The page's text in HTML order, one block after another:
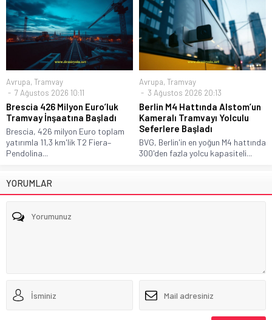
Avrupa, Tramvay
7 Ağustos 2026 10:11
Brescia 426 Milyon Euro’luk
Tramvay İnşaatına Başladı
Brescia, 426 milyon Euro toplam
yatırımla 11,3 km'lik T2 Fiera–
Pendolina...
Avrupa, Tramvay
3 Ağustos 2026 20:13
Berlin M4 Hattında Alstom’un
Kameralı Tramvayı Yolculu
Seferlere Başladı
BVG, Berlin'in en yoğun M4 hattında
300'den fazla yolcu kapasiteli...
YORUMLAR